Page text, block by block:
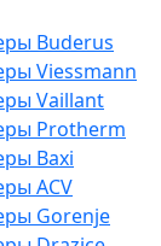
Buderus
Viessmann
Vaillant
Protherm
Baxi
ACV
Gorenje